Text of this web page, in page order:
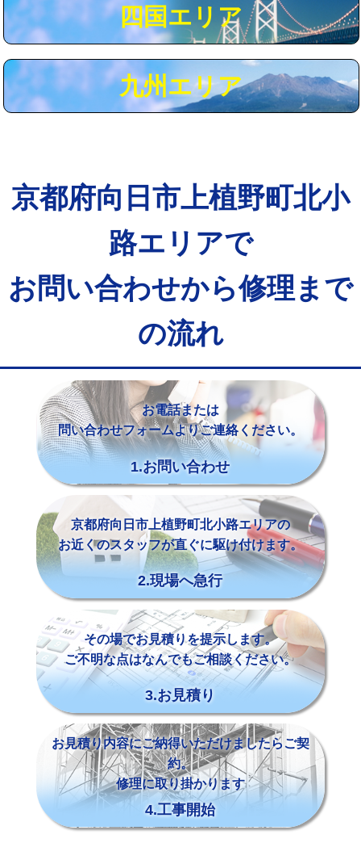
※給水管工事は20mmまでの価格です。
四国エリア
九州エリア
京都府向日市上植野町北小
路エリアで
お問い合わせから修理まで
の流れ
お電話または
問い合わせフォームよりご連絡ください。
1.お問い合わせ
京都府向日市上植野町北小路エリアの
お近くのスタッフが直ぐに駆け付けます。
2.現場へ急行
その場でお見積りを提示します。
ご不明な点はなんでもご相談ください。
3.お見積り
お見積り内容にご納得いただけましたらご契
約。
修理に取り掛かります
4.工事開始